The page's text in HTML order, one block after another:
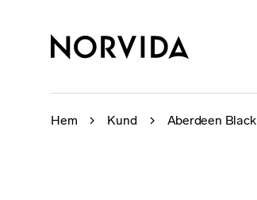
Hem Kund Aberdeen Black